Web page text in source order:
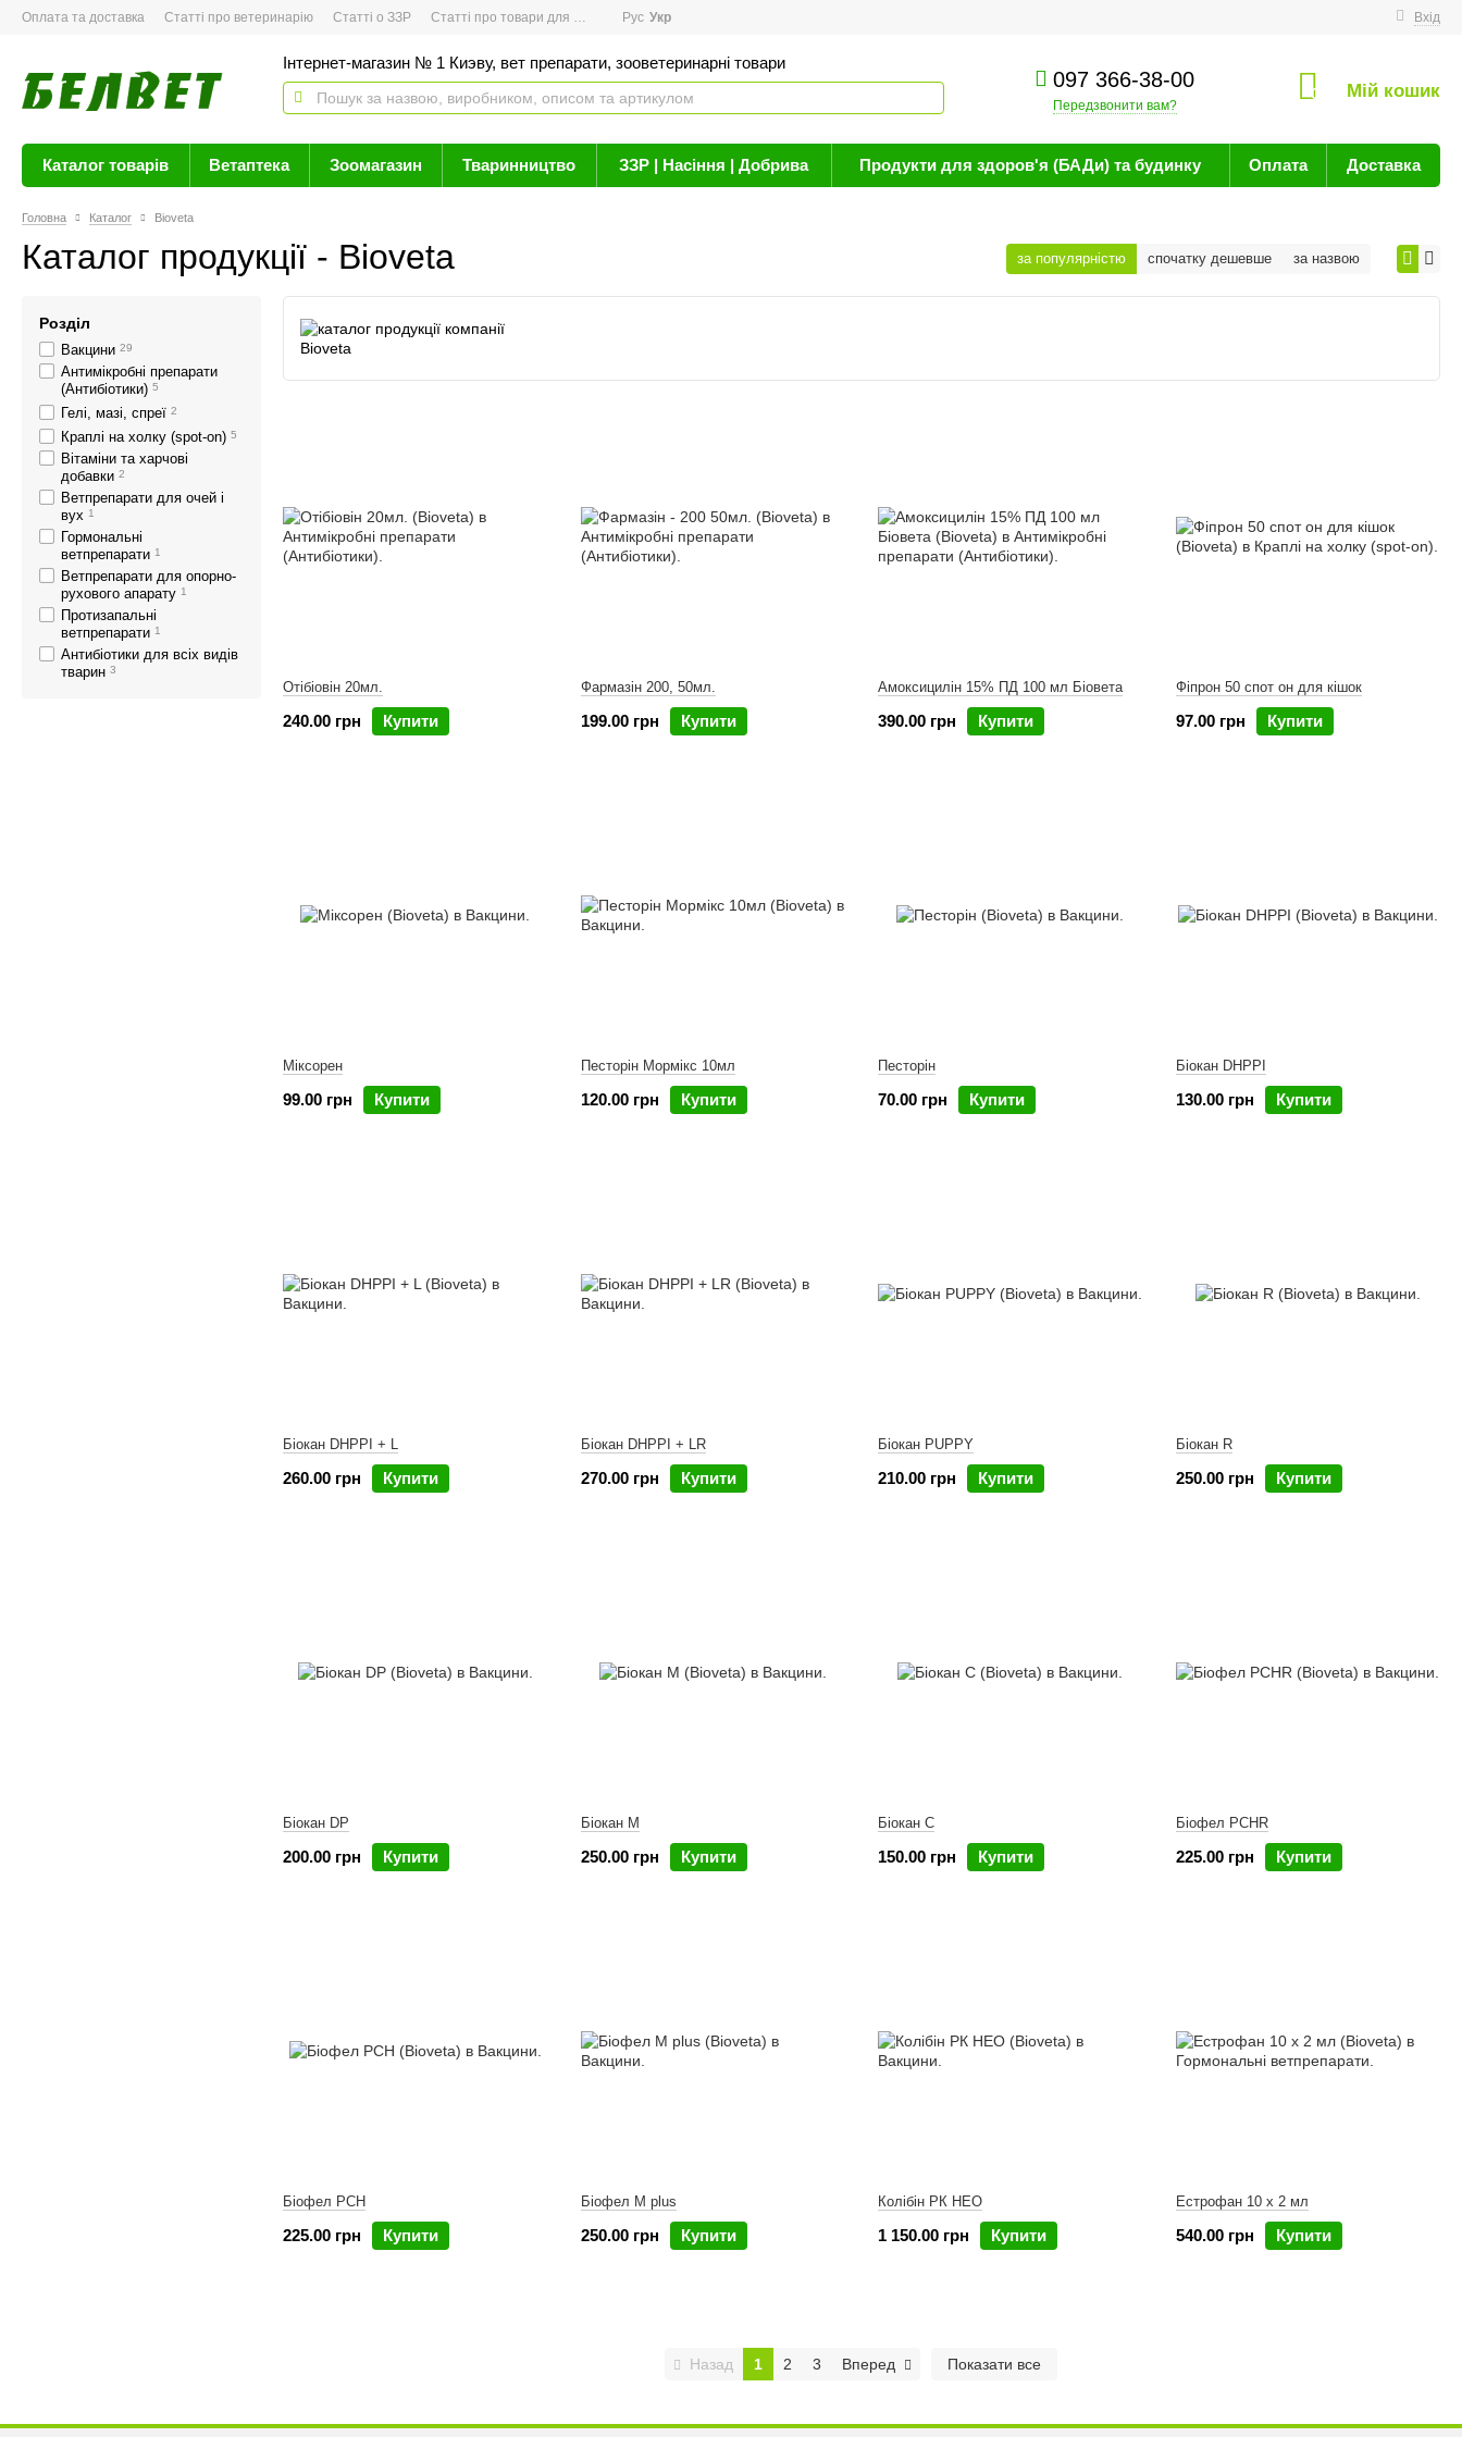
Оплата та доставка Статті про ветеринарію Статті о ЗЗР Статті про товари для здоров'я Новини Вхід
Рус Укр
Інтернет-магазин № 1 Киэву, вет препарати, зооветеринарні товари
097 366-38-00
Передзвонити вам?
0 Мій кошик
Каталог товарів Ветаптека Зоомагазин Тваринництво ЗЗР | Насіння | Добрива Продукти для здоров'я (БАДи) та будинку Оплата Доставка
Головна Каталог Bioveta
Каталог продукції - Bioveta за популярністю спочатку дешевше за назвою
Отібіовін 20мл.
240.00 грн Купити
Фармазін 200, 50мл.
199.00 грн Купити
Амоксицилін 15% ПД 100 мл Біовета
390.00 грн Купити
Фіпрон 50 спот он для кішок
97.00 грн Купити
Міксорен
99.00 грн Купити
Песторін Мормікс 10мл
120.00 грн Купити
Песторін
70.00 грн Купити
Біокан DHPPI
130.00 грн Купити
Біокан DHPPI + L
260.00 грн Купити
Біокан DHPPI + LR
270.00 грн Купити
Біокан PUPPY
210.00 грн Купити
Біокан R
250.00 грн Купити
Біокан DP
200.00 грн Купити
Біокан M
250.00 грн Купити
Біокан C
150.00 грн Купити
Біофел PCHR
225.00 грн Купити
Біофел PCH
225.00 грн Купити
Біофел M plus
250.00 грн Купити
Колібін РК НЕО
1 150.00 грн Купити
Естрофан 10 х 2 мл
540.00 грн Купити
Назад 1 2 3 Вперед Показати все
Розділ
Вакцини 29
Антимікробні препарати
(Антибіотики) 5
Гелі, мазі, спреї 2
Краплі на холку (spot-on) 5
Вітаміни та харчові
добавки 2
Ветпрепарати для очей і
вух 1
Гормональні
ветпрепарати 1
Ветпрепарати для опорно-
рухового апарату 1
Протизапальні
ветпрепарати 1
Антибіотики для всіх видів
тварин 3